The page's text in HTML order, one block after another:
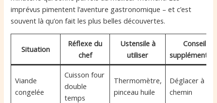
imprévus pimentent l’aventure gastronomique – et c’est
souvent là qu’on fait les plus belles découvertes.
Situation
Réflexe du
chef
Ustensile à
utiliser
Conseil
Viande
congelée
Cuisson four
double
temps
Thermomètre,
pinceau huile
Déglacer à mi-
chemin